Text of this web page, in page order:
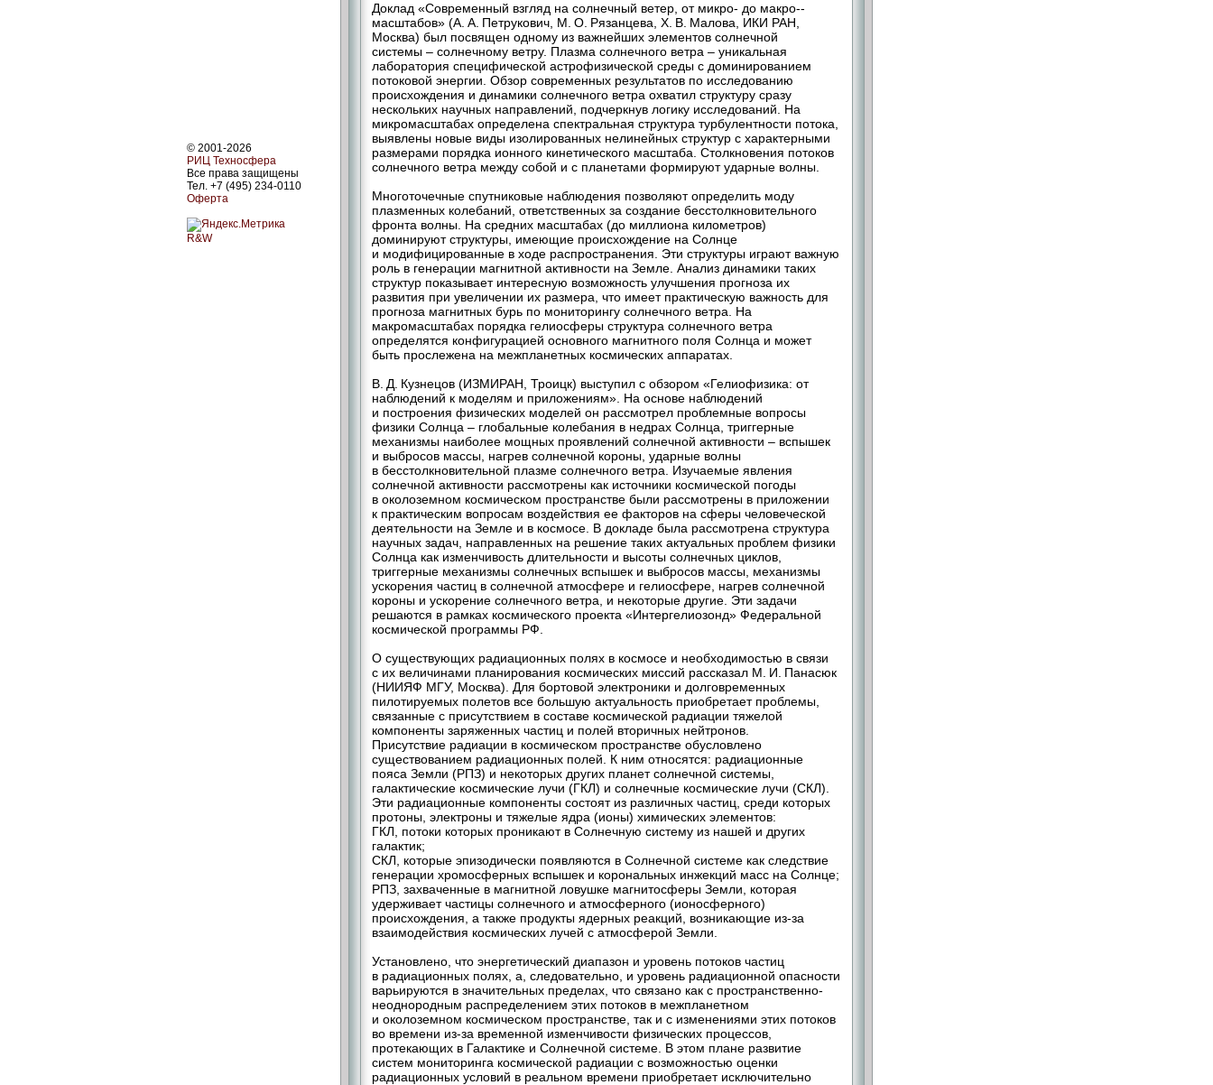
© 2001-2026
РИЦ Техносфера
Все права защищены
Тел. +7 (495) 234-0110
Оферта
R&W
Доклад «Современный взгляд на солнечный ветер, от микро- до макро-­
масштабов» (А. А. Петрукович, М. О. Рязанцева, Х. В. Малова, ИКИ РАН,
Москва) был посвящен одному из важнейших элементов солнечной
системы – ​солнечному ветру. Плазма солнечного ветра – ​уникальная
лаборатория специфической астрофизической среды с доминированием
потоковой энергии. Обзор современных результатов по исследованию
происхождения и динамики солнечного ветра охватил структуру сразу
нескольких научных направлений, подчеркнув логику исследований. На
микромасштабах определена спектральная структура турбулентности потока,
выявлены новые виды изолированных нелинейных структур с характерными
размерами порядка ионного кинетического масштаба. Столкновения потоков
солнечного ветра между собой и с планетами формируют ударные волны.
Многоточечные спутниковые наблюдения позволяют определить моду
плазменных колебаний, ответственных за создание бесстолкновительного
фронта волны. На средних масштабах (до миллиона километров)
доминируют структуры, имеющие происхождение на Солнце
и модифицированные в ходе распространения. Эти структуры играют важную
роль в генерации магнитной активности на Земле. Анализ динамики таких
структур показывает интересную возможность улучшения прогноза их
развития при увеличении их размера, что имеет практическую важность для
прогноза магнитных бурь по мониторингу солнечного ветра. На
макромасштабах порядка гелиосферы структура солнечного ветра
определятся конфигурацией основного магнитного поля Солнца и может
быть прослежена на межпланетных космических аппаратах.
В. Д. Кузнецов (ИЗМИРАН, Троицк) выступил с обзором «Гелиофизика: от
наблюдений к моделям и приложениям». На основе наблюдений
и построения физических моделей он рассмотрел проблемные вопросы
физики Солнца – ​глобальные колебания в недрах Солнца, триггерные
механизмы наиболее мощных проявлений солнечной активности – ​вспышек
и выбросов массы, нагрев солнечной короны, ударные волны
в бесстолкновительной плазме солнечного ветра. Изучаемые явления
солнечной активности рассмотрены как источники космической погоды
в околоземном космическом пространстве были рассмотрены в приложении
к практическим вопросам воздействия ее факторов на сферы человеческой
деятельности на Земле и в космосе. В докладе была рассмотрена структура
научных задач, направленных на решение таких актуальных проблем физики
Солнца как изменчивость длительности и высоты солнечных циклов,
триггерные механизмы солнечных вспышек и выбросов массы, механизмы
ускорения частиц в солнечной атмосфере и гелиосфере, нагрев солнечной
короны и ускорение солнечного ветра, и некоторые другие. Эти задачи
решаются в рамках космического проекта «Интергелиозонд» Федеральной
космической программы РФ.
О существующих радиационных полях в космосе и необходимостью в связи
с их величинами планирования космических миссий рассказал М. И. Панасюк
(НИИЯФ МГУ, Москва). Для бортовой электроники и долговременных
пилотируемых полетов все большую актуальность приобретает проблемы,
связанные с присутствием в составе космической радиации тяжелой
компоненты заряженных частиц и полей вторичных нейтронов.
Присутствие радиации в космическом пространстве обусловлено
существованием радиационных полей. К ним относятся: радиационные
пояса Земли (РПЗ) и некоторых других планет солнечной системы,
галактические космические лучи (ГКЛ) и солнечные космические лучи (СКЛ).
Эти радиационные компоненты состоят из различных частиц, среди которых
протоны, электроны и тяжелые ядра (ионы) химических элементов:
ГКЛ, потоки которых проникают в Солнечную систему из нашей и других
галактик;
СКЛ, которые эпизодически появляются в Солнечной системе как следствие
генерации хромосферных вспышек и корональных инжекций масс на Солнце;
РПЗ, захваченные в магнитной ловушке магнитосферы Земли, которая
удерживает частицы солнечного и атмосферного (ионосферного)
происхождения, а также продукты ядерных реакций, возникающие из-за
взаимодействия космических лучей с атмосферой Земли.
Установлено, что энергетический диапазон и уровень потоков частиц
в радиационных полях, а, следовательно, и уровень радиационной опасности
варьируются в значительных пределах, что связано как с пространственно-
неоднородным распределением этих потоков в межпланетном
и околоземном космическом пространстве, так и с изменениями этих потоков
во времени из-за временной изменчивости физических процессов,
протекающих в Галактике и Солнечной системе. В этом плане развитие
систем мониторинга космической радиации с возможностью оценки
радиационных условий в реальном времени приобретает исключительно